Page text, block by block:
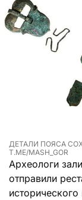
ДЕТАЛИ ПОЯСА
T.ME/MASH_GOR
Археологи
отправили